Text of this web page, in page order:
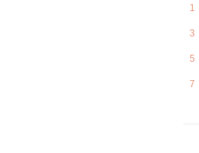
1
3
5
7